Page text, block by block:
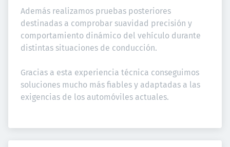
Además realizamos pruebas posteriores
destinadas a comprobar suavidad precisión y
comportamiento dinámico del vehículo durante
distintas situaciones de conducción.
Gracias a esta experiencia técnica conseguimos
soluciones mucho más fiables y adaptadas a las
exigencias de los automóviles actuales.